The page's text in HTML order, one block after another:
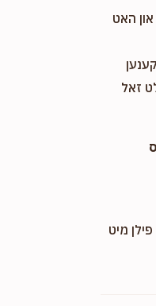
האט
זאל
מיט